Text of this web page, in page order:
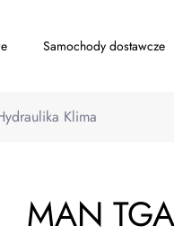
Samochody dostawcze
Klima
MAN